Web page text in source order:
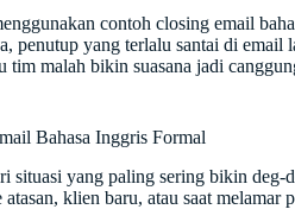
contoh closing email
penutup yang terlalu santai di email
tim malah bikin suasana jadi
Bahasa Inggris Formal
situasi yang paling sering bikin deg-
klien baru, atau saat melamar